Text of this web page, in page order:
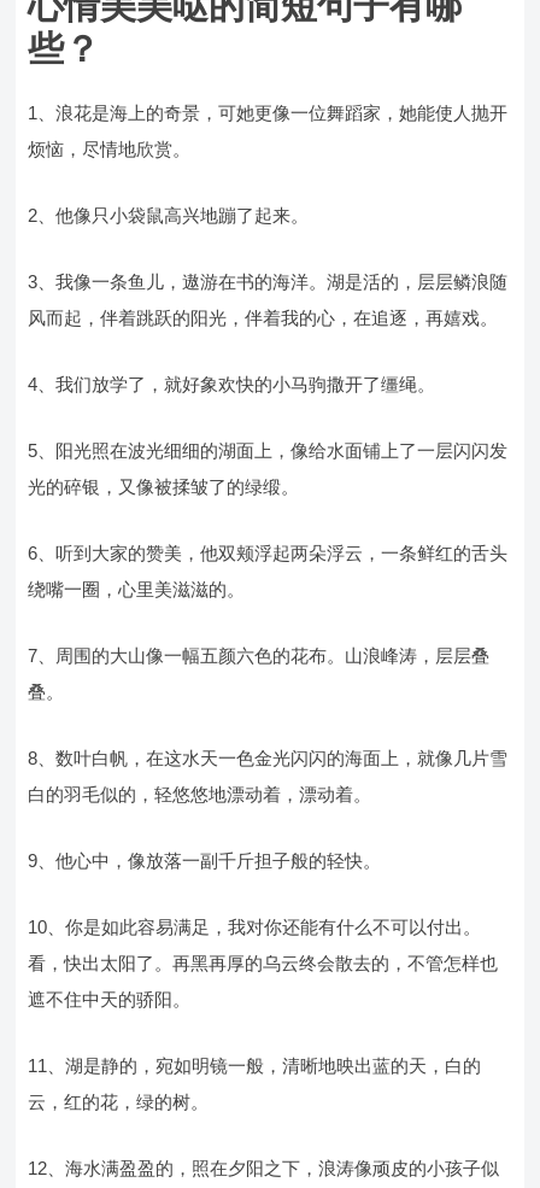
些？
1、浪花是海上的奇景，可她更像一位舞蹈家，她能使人抛开
烦恼，尽情地欣赏。
2、他像只小袋鼠高兴地蹦了起来。
3、我像一条鱼儿，遨游在书的海洋。湖是活的，层层鳞浪随
风而起，伴着跳跃的阳光，伴着我的心，在追逐，再嬉戏。
4、我们放学了，就好象欢快的小马驹撒开了缰绳。
5、阳光照在波光细细的湖面上，像给水面铺上了一层闪闪发
光的碎银，又像被揉皱了的绿缎。
6、听到大家的赞美，他双颊浮起两朵浮云，一条鲜红的舌头
绕嘴一圈，心里美滋滋的。
7、周围的大山像一幅五颜六色的花布。山浪峰涛，层层叠
叠。
8、数叶白帆，在这水天一色金光闪闪的海面上，就像几片雪
白的羽毛似的，轻悠悠地漂动着，漂动着。
9、他心中，像放落一副千斤担子般的轻快。
10、你是如此容易满足，我对你还能有什么不可以付出。
看，快出太阳了。再黑再厚的乌云终会散去的，不管怎样也
遮不住中天的骄阳。
11、湖是静的，宛如明镜一般，清晰地映出蓝的天，白的
云，红的花，绿的树。
12、海水满盈盈的，照在夕阳之下，浪涛像顽皮的小孩子似